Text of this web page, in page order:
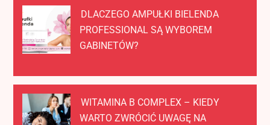
DLACZEGO AMPUŁKI BIELENDA
PROFESSIONAL SĄ WYBOREM
GABINETÓW?
WITAMINA B COMPLEX – KIEDY
WARTO ZWRÓCIĆ UWAGĘ NA